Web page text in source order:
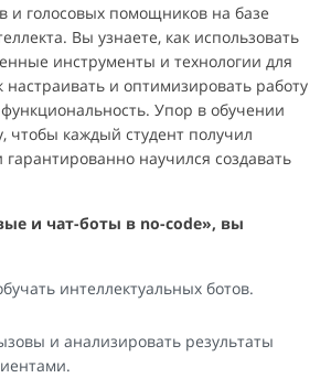
и голосовых помощников на базе
Вы узнаете, как использовать
инструменты и технологии для
настраивать и оптимизировать работу
Упор в обучении
чтобы каждый студент получил
научился создавать
и чат-боты в no-code», вы
интеллектуальных ботов.
и анализировать результаты